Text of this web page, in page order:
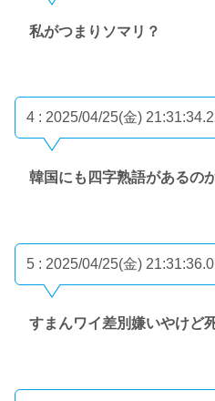
私がつまりソマリ？
4 : 2025/04/25(金)
韓国にも四字熟語があるの
5 : 2025/04/25(金)
すまんワイ差別嫌いやけど